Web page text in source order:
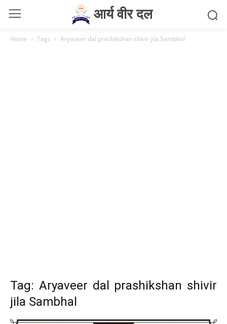
आर्य वीर दल
Home Tags Aryaveer dal prashikshan shivir jila Sambhal
Tag: Aryaveer dal prashikshan shivir
jila Sambhal